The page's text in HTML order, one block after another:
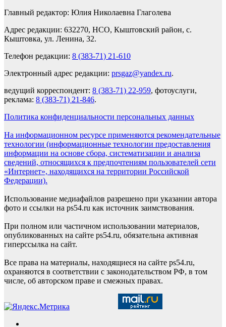
Главный редактор: Юлия Николаевна Глаголева
Адрес редакции: 632270, НСО, Кыштовский район, с.
Кыштовка, ул. Ленина, 32.
Телефон редакции: 8 (383-71) 21-610
Электронный адрес редакции: prsgaz@yandex.ru.
ведущий корреспондент: 8 (383-71) 22-959, фотоуслуги,
реклама: 8 (383-71) 21-846.
Политика конфиденциальности персональных данных
На информационном ресурсе применяются рекомендательные
технологии (информационные технологии предоставления
информации на основе сбора, систематизации и анализа
сведений, относящихся к предпочтениям пользователей сети
«Интернет», находящихся на территории Российской
Федерации).
Использование медиафайлов разрешено при указании автора
фото и ссылки на ps54.ru как источник заимствования.
При полном или частичном использовании материалов,
опубликованных на сайте ps54.ru, обязательна активная
гиперссылка на сайт.
Все права на материалы, находящиеся на сайте ps54.ru,
охраняются в соответствии с законодательством РФ, в том
числе, об авторском праве и смежных правах.